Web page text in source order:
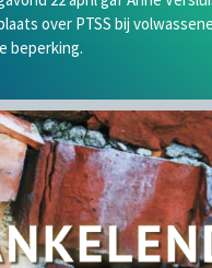
over PTSS bij
beperking.